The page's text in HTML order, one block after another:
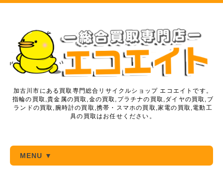
加古川市にある買取専門総合リサイクルショップ エコエイトです。
指輪の買取,貴金属の買取,金の買取,プラチナの買取,ダイヤの買取,ブ
ランドの買取,腕時計の買取,携帯・スマホの買取,家電の買取,電動工
具の買取はお任せください。
MENU ▼